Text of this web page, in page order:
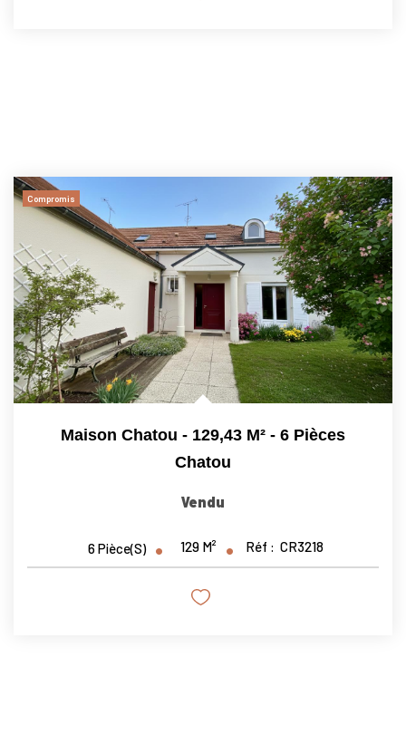
Compromis
Maison Chatou - 129,43 M² - 6 Pièces
Chatou
Vendu
6Pièce(s) 129 M² Réf : CR3218